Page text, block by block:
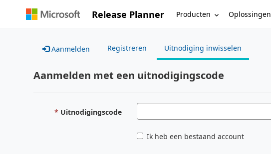
Release Planner Producten Oplossingen
Aanmelden Registreren Uitnodiging inwisselen
Aanmelden met een uitnodigingscode
Uitnodigingscode
Ik heb een bestaand account